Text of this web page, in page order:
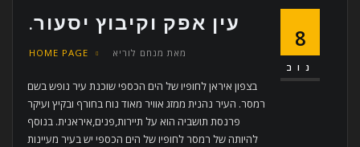
8
נוב
עין אפק וקיבוץ יסעור.
מאת מנחם לוריא HOME PAGE
בצפון איראן לחופיו של הים הכספי שוכנת עיר נופש בשם
רמסר. העיר נהנית ממזג אוויר מאוד נוח בחורף ובקיץ ועיקר
פרנסת תושביה הוא על תיירות,פנים,איראנית. בנוסף
להיותה של רמסר לחופיו של הים הכספי יש בעיר מעיינות